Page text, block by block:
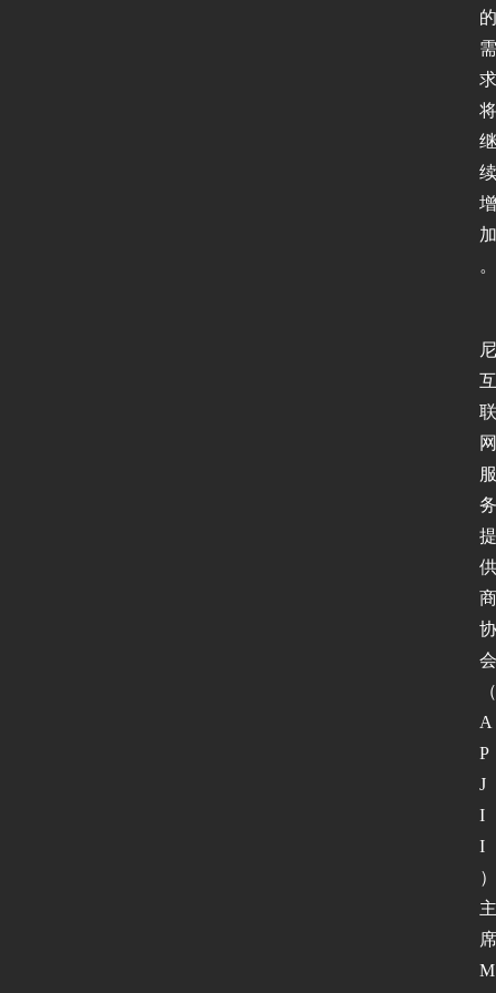
的
需
求
将
继
续
增
加
。
尼
互
联
网
服
务
提
供
商
协
会
（
A
P
J
I
I
）
主
席
M